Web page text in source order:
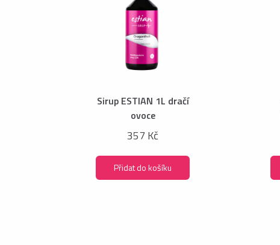
Sirup ESTIAN 1L dračí
ovoce
357 Kč
Přidat do košíku